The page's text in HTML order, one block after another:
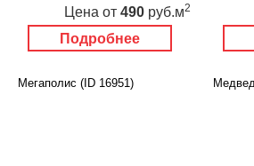
Подробнее
Цена от 490 руб.м2
Мегаполис (ID 16951)